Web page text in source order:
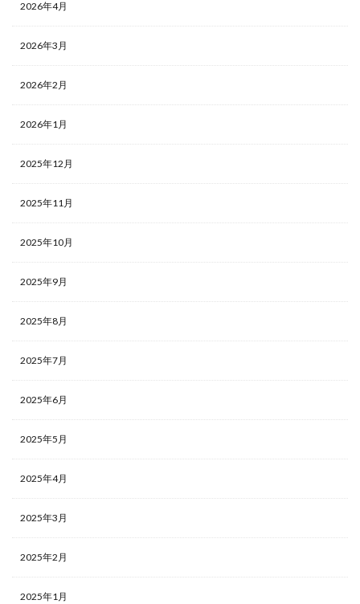
2026年4月
2026年3月
2026年2月
2026年1月
2025年12月
2025年11月
2025年10月
2025年9月
2025年8月
2025年7月
2025年6月
2025年5月
2025年4月
2025年3月
2025年2月
2025年1月